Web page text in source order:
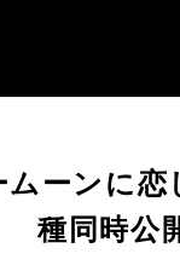
ーンに
種同時公